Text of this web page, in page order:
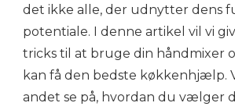
det ikke alle, der udnytter dens
potentiale. I denne artikel vil vi
tricks til at bruge din håndmixer
kan få den bedste køkkenhjælp.
andet se på, hvordan du vælger